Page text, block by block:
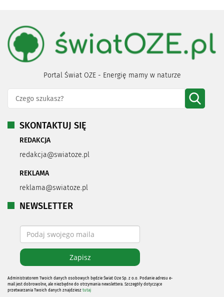
Portal Świat OZE - Energię mamy w naturze
SKONTAKTUJ SIĘ
REDAKCJA
redakcja@swiatoze.pl
REKLAMA
reklama@swiatoze.pl
NEWSLETTER
Administratorem Twoich danych osobowych będzie Świat Oze Sp. z o.o. Podanie adresu e-
mail jest dobrowolne, ale niezbędne do otrzymania newslettera. Szczegóły dotyczące
przetwarzania Twoich danych znajdziesz tutaj